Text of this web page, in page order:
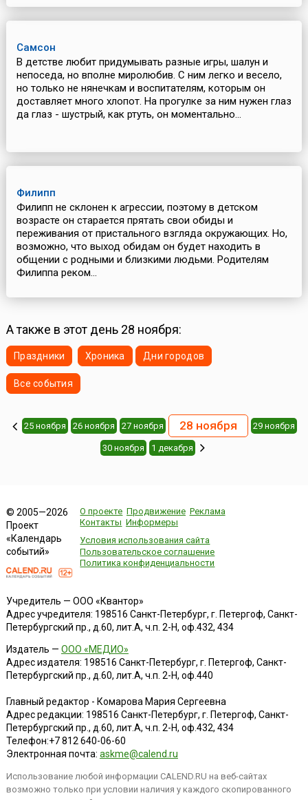
Самсон
В детстве любит придумывать разные игры, шалун и
непоседа, но вполне миролюбив. С ним легко и весело,
но только не нянечкам и воспитателям, которым он
доставляет много хлопот. На прогулке за ним нужен глаз
да глаз - шустрый, как ртуть, он моментально...
Филипп
Филипп не склонен к агрессии, поэтому в детском
возрасте он старается прятать свои обиды и
переживания от пристального взгляда окружающих. Но,
возможно, что выход обидам он будет находить в
общении с родными и близкими людьми. Родителям
Филиппа реком...
А также в этот день 28 ноября:
Праздники Хроника Дни городов
Все события
25 ноября 26 ноября 27 ноября 28 ноября 29 ноября
30 ноября 1 декабря
© 2005—2026
Проект
«Календарь
событий»
О проекте Продвижение Реклама
Контакты Информеры
Условия использования сайта
Пользовательское соглашение
Политика конфиденциальности
Учредитель — ООО «Квантор»
Адрес учредителя: 198516 Санкт-Петербург, г. Петергоф, Санкт-
Петербургский пр., д.60, лит.А, ч.п. 2-Н, оф.432, 434
Издатель — ООО «МЕДИО»
Адрес издателя: 198516 Санкт-Петербург, г. Петергоф, Санкт-
Петербургский пр., д.60, лит.А, ч.п. 2-Н, оф.440
Главный редактор - Комарова Мария Сергеевна
Адрес редакции: 198516 Санкт-Петербург, г. Петергоф, Санкт-
Петербургский пр., д.60, лит.А, ч.п. 2-Н, оф.432, 434
Телефон:+7 812 640-06-60
Электронная почта: askme@calend.ru
Использование любой информации CALEND.RU на веб-сайтах
возможно только при условии наличия у каждого скопированного